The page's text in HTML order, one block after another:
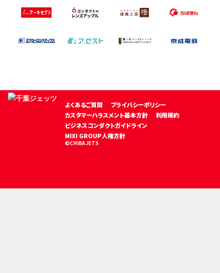
よくあるご質問
プライバシーポリシー
カスタマーハラスメント基本方針
利用規約
ビジネスコンダクトガイドライン
MIXI GROUP人権方針
©CHIBA JETS